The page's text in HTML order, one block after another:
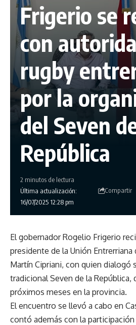
Frigerio se
con
rugby
por la
del Seven
República
Última actualización:
16/07/2025 12:28 pm
2 minutos de lectura
Compartir
El gobernador Rogelio Frigerio
presidente de la Unión Entrerriana
Martín Cipriani, con quien dialogó
tradicional Seven de la República,
próximos meses en la provincia.
El encuentro se llevó a cabo en
contó además con la